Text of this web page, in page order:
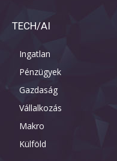
TECH/AI
Ingatlan
Pénzügyek
Gazdaság
Vállalkozás
Makro
Külföld